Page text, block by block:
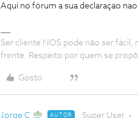
Aqui no fórum a sua declaraçao
Ser cliente NOS pode não ser fácil,
frente. Respeito por quem se
Gosto
Jorge C AUTOR Super User